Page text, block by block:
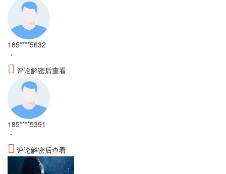
185****5632
・
评论解密后查看
185****5391
・
评论解密后查看